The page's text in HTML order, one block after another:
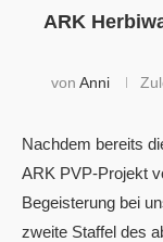
ARK
von Anni
Nachdem bereits
ARK PVP-Projekt
Begeisterung bei
zweite Staffel des